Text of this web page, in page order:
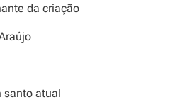
da criação
santo atual